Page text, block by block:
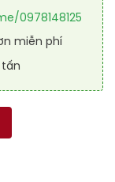
0978148125
miễn phí
tấn
CHEM 8008 số